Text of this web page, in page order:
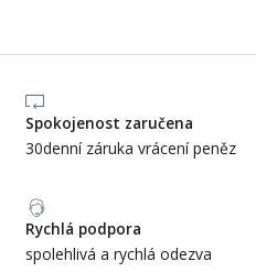
Spokojenost zaručena
30denní záruka vrácení peněz
Rychlá podpora
spolehlivá a rychlá odezva